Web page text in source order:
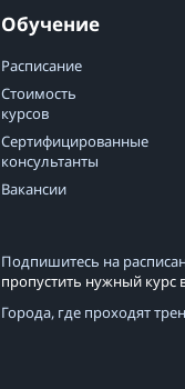
Обучение
Расписание
Стоимость
курсов
Сертифицированные
консультанты
Вакансии
Подпишитесь на
пропустить нужный курс
Города, где проходят